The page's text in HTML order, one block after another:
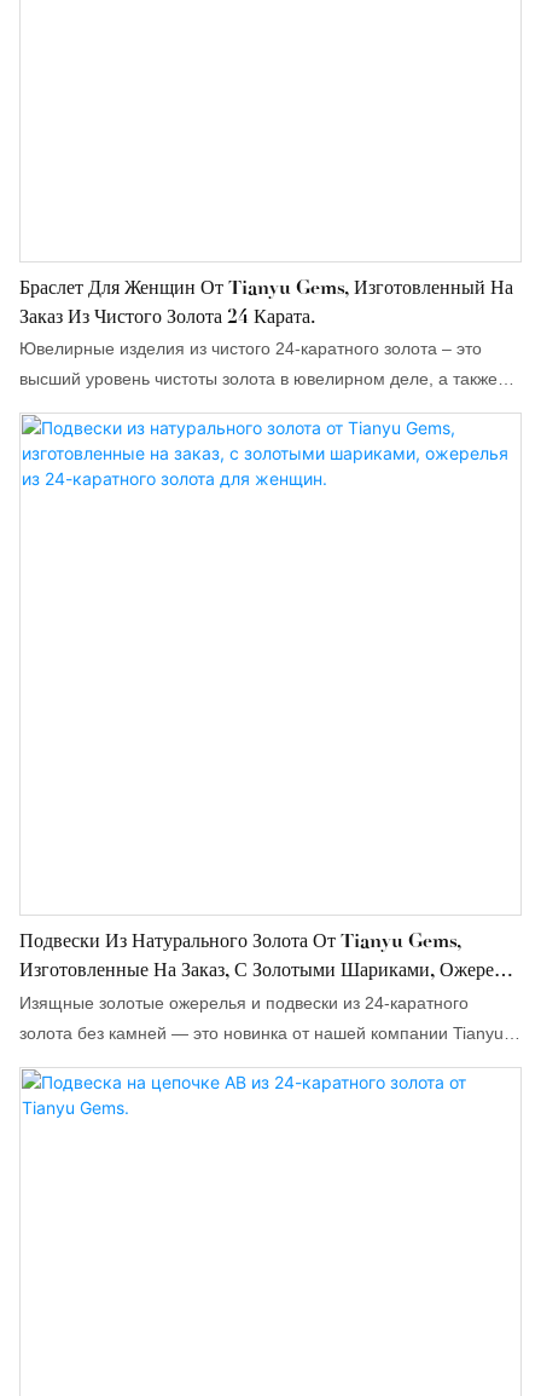
Браслет Для Женщин От Tianyu Gems, Изготовленный На
Заказ Из Чистого Золота 24 Карата.
Ювелирные изделия из чистого 24-каратного золота – это
высший уровень чистоты золота в ювелирном деле, а также
новое направление развития ювелирной отрасли оптового
поставщика золотых ювелирных изделий Tianyu Gems,
которое одновременно пользуется популярностью и
Подвески Из Натурального Золота От Tianyu Gems,
Изготовленные На Заказ, С Золотыми Шариками, Ожерелья
Из 24-Каратного Золота Для Женщин.
Изящные золотые ожерелья и подвески из 24-каратного
золота без камней — это новинка от нашей компании Tianyu
Gems, выполненная с использованием технологии 5G,
гарантирующая качество и стильный дизайн, подходящий для
любого случая.